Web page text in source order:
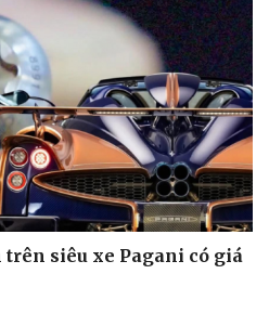
trên siêu xe Pagani có giá